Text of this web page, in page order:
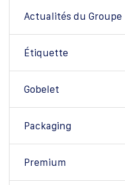
Actualités du Groupe
Étiquette
Gobelet
Packaging
Premium